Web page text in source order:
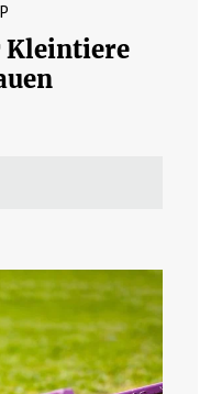
Kleintiere